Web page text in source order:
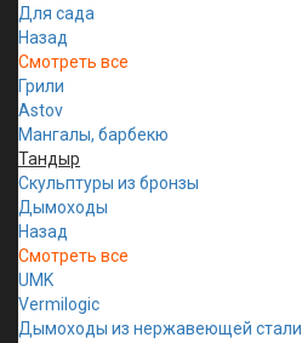
Для сада
Назад
Смотреть все
Грили
Astov
Мангалы, барбекю
Тандыр
Скульптуры из бронзы
Дымоходы
Назад
Смотреть все
UMK
Vermilogic
Дымоходы из нержавеющей стали